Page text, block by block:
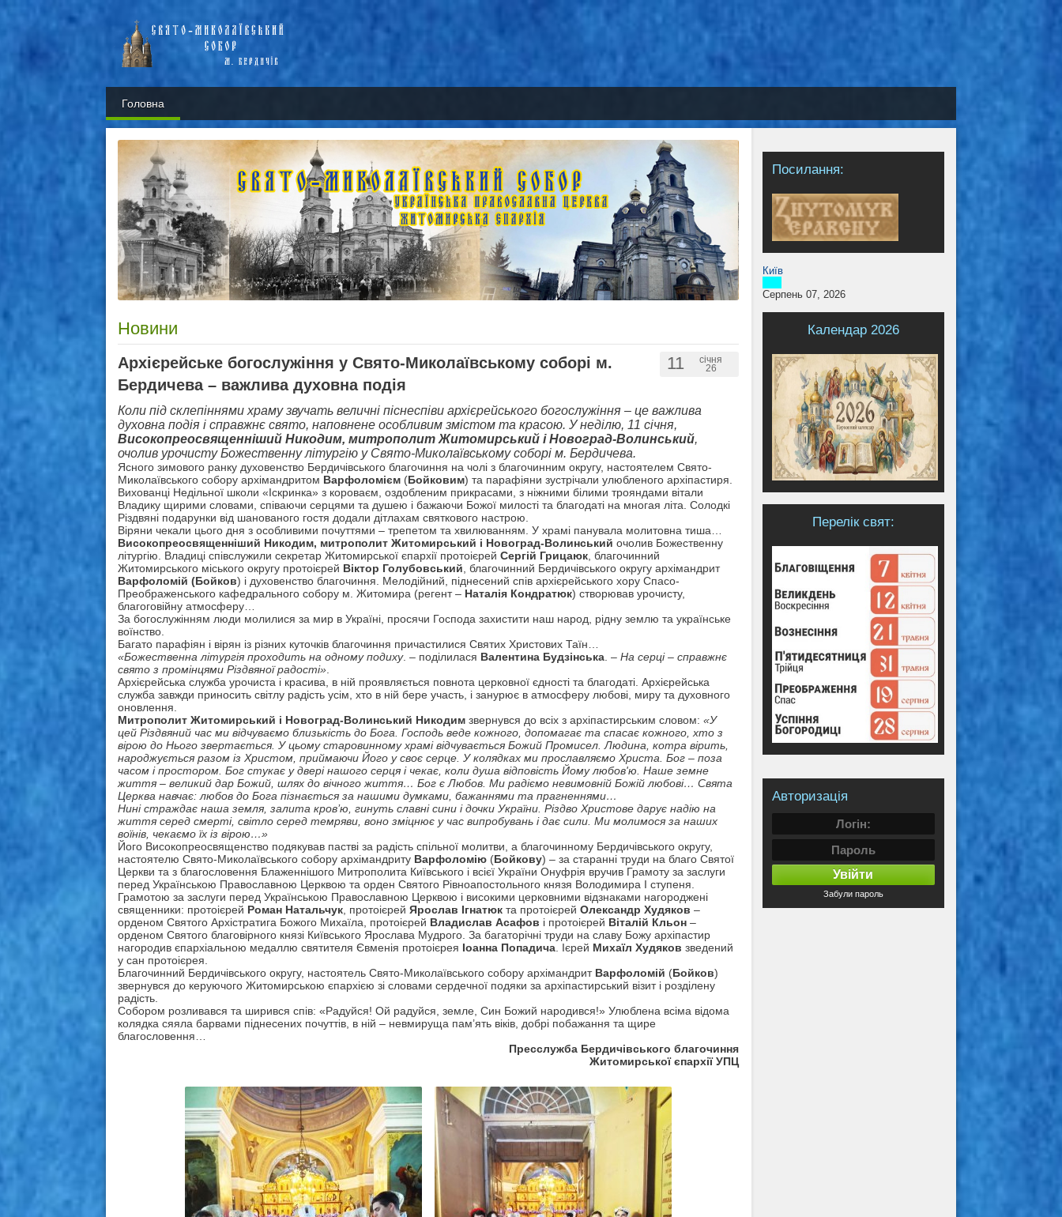
Головна
Посилання:
Київ
Серпень 07, 2026
Календар 2026
Перелік свят:
Авторизація
Увійти
Забули пароль
Новини
11
січня
26
Архієрейське богослужіння у Свято-Миколаївському соборі м.
Бердичева – важлива духовна подія
Коли під склепіннями храму звучать величні піснеспіви архієрейського богослужіння – це важлива
духовна подія і справжнє свято, наповнене особливим змістом та красою. У неділю, 11 січня,
Високопреосвященніший Никодим, митрополит Житомирський і Новоград-Волинський,
очолив урочисту Божественну літургію у Свято-Миколаївському соборі м. Бердичева.
Ясного зимового ранку духовенство Бердичівського благочиння на чолі з благочинним округу, настоятелем Свято-
Миколаївського собору архімандритом Варфоломієм (Бойковим) та парафіяни зустрічали улюбленого архіпастиря.
Вихованці Недільної школи «Іскринка» з короваєм, оздобленим прикрасами, з ніжними білими трояндами вітали
Владику щирими словами, співаючи серцями та душею і бажаючи Божої милості та благодаті на многая літа. Солодкі
Різдвяні подарунки від шанованого гостя додали дітлахам святкового настрою.
Віряни чекали цього дня з особливими почуттями – трепетом та хвилюванням. У храмі панувала молитовна тиша…
Високопреосвященніший Никодим, митрополит Житомирський і Новоград-Волинський очолив Божественну
літургію. Владиці співслужили секретар Житомирської єпархії протоієрейСергій Грицаюк , благочинний
Житомирського міського округу протоієрей Віктор Голубовський , благочинний Бердичівського округу архімандрит
Варфоломій (Бойков) і духовенство благочиння. Мелодійний, піднесений спів архієрейського хору Спасо-
Преображенського кафедрального собору м. Житомира (регент – Наталія Кондратюк) створював урочисту,
благоговійну атмосферу…
За богослужінням люди молилися за мир в Україні, просячи Господа захистити наш народ, рідну землю та українське
воїнство.
Багато парафіян і вірян із різних куточків благочиння причастилися Святих Христових Таїн…
«Божественна літургія проходить на одному подиху. – поділилася Валентина Будзінська . –На серці – справжнє
свято з промінцями Різдвяної радості»
Архієрейська служба урочиста і красива, в ній проявляється повнота церковної єдності та благодаті. Архієрейська
служба завжди приносить світлу радість усім, хто в ній бере участь, і занурює в атмосферу любові, миру та духовного
оновлення.
Митрополит Житомирський і Новоград-Волинський Никодим звернувся до всіх з архіпастирським словом:«У
цей Різдвяний час ми відчуваємо близькість до Бога. Господь веде кожного, допомагає та спасає кожного, хто з
вірою до Нього звертається. У цьому старовинному храмі відчувається Божий Промисел. Людина, котра вірить,
народжується разом із Христом, приймаючи Його у своє серце. У колядках ми прославляємо Христа. Бог – поза
часом і простором. Бог стукає у двері нашого серця і чекає, коли душа відповість Йому любов'ю. Наше земне
життя – великий дар Божий, шлях до вічного життя… Бог є Любов. Ми радіємо невимовній Божій любові… Свята
Церква навчає: любов до Бога пізнається за нашими думками, бажаннями та прагненнями…
Нині страждає наша земля, залита кров’ю, гинуть славні сини і дочки України. Різдво Христове дарує надію на
життя серед смерті, світло серед темряви, воно зміцнює у час випробувань і дає сили. Ми молимося за наших
воїнів, чекаємо їх із вірою…»
Його Високопреосвященство подякував пастві за радість спільної молитви, а благочинному Бердичівського округу,
настоятелю Свято-Миколаївського собору архімандриту Варфоломію (Бойкову) – за старанні труди на благо Святої
Церкви та з благословення Блаженнішого Митрополита Київського і всієї України Онуфрія вручив Грамоту за заслуги
перед Українською Православною Церквою та орден Святого Рівноапостольного князя Володимира І ступеня.
Грамотою за заслуги перед Українською Православною Церквою і високими церковними відзнаками нагороджені
священники: протоієрей Роман Натальчук , протоієрейЯрослав Ігнатюк та протоієрейОлександр Худяков –
орденом Святого Архістратига Божого Михаїла, протоієрей Владислав Асафов і протоієрей Віталій Кльон –
орденом Святого благовірного князі Київського Ярослава Мудрого. За багаторічні труди на славу Божу архіпастир
нагородив єпархіальною медаллю святителя Євменія протоієрея Іоанна Попадича . Ієрей Михаїл Худяков зведений
у сан протоієрея.
Благочинний Бердичівського округу, настоятель Свято-Миколаївського собору архімандрит Варфоломій (Бойков)
звернувся до керуючого Житомирською єпархією зі словами сердечної подяки за архіпастирський візит і розділену
радість.
Собором розливався та ширився спів: «Радуйся! Ой радуйся, земле, Син Божий народився!» Улюблена всіма відома
колядка сяяла барвами піднесених почуттів, в ній – невмируща пам’ять віків, добрі побажання та щире
благословення…
Пресслужба Бердичівського благочиння
Житомирської єпархії УПЦ